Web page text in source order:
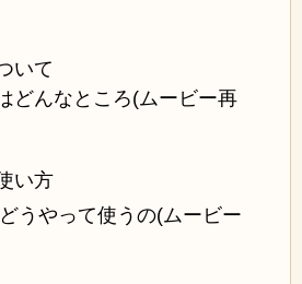
いて
どんなところ(ムービー再
い方
うやって使うの(ムービー